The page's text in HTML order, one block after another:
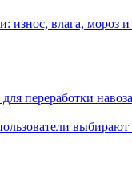
износ, влага, мороз
переработки